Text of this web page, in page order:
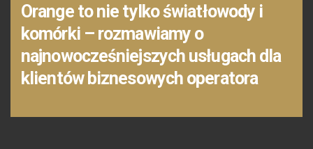
Orange to nie tylko światłowody i
komórki – rozmawiamy o
najnowocześniejszych usługach dla
klientów biznesowych operatora